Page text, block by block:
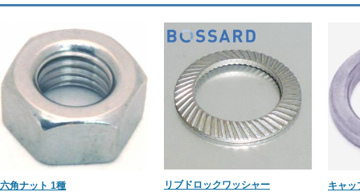
六角ナット 1種 リブドロックワッシャー キャッ